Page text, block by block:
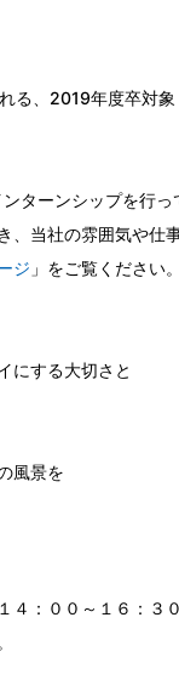
る、2019年度卒対
ターンシップを行っ
当社の雰囲気や仕
ジ 」をご覧ください。
にする大切さと
風景を
４：００～１６：３